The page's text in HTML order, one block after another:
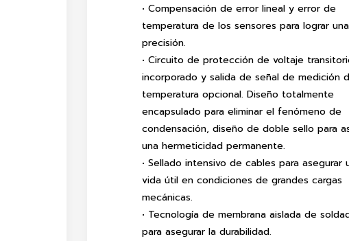
• Compensación de error lineal y error de
temperatura de los sensores para lograr
precisión.
• Circuito de protección de voltaje
incorporado y salida de señal de medición
temperatura opcional. Diseño totalmente
encapsulado para eliminar el fenómeno de
condensación, diseño de doble sello para
una hermeticidad permanente.
• Sellado intensivo de cables para asegurar
vida útil en condiciones de grandes cargas
mecánicas.
• Tecnología de membrana aislada de
para asegurar la durabilidad.